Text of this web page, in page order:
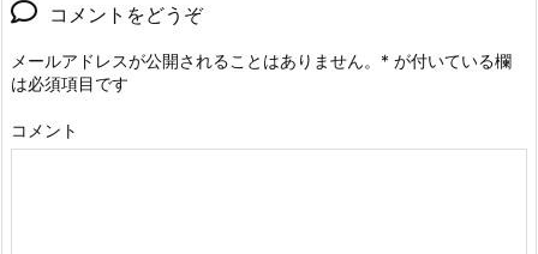
コメントをどうぞ
メールアドレスが公開されることはありません。 * が付いている欄
は必須項目です
コメント